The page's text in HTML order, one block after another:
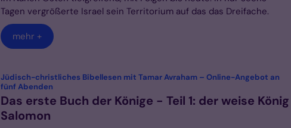
Tagen vergrößerte Israel sein Territorium auf das das Dreifache.
mehr +
Jüdisch-christliches Bibellesen mit Tamar Avraham – Online-Angebot an
fünf Abenden
Das erste Buch der Könige - Teil 1: der weise König
Salomon